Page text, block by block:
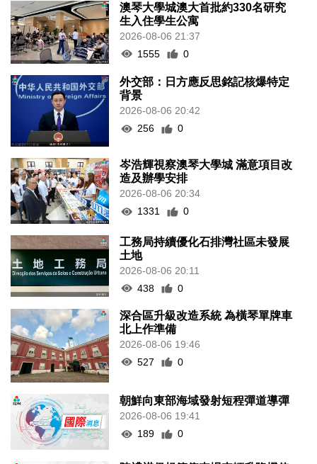
澳琴大學城澳大首批約330名研究
生入住學生公寓
2026-08-06 21:37
1555
0
外交部：日方應反思銘記核爆特定
背景
2026-08-06 20:42
256
0
岑浩輝視察澳琴大學城 滿意項目改
造及辦學安排
2026-08-06 20:34
1331
0
工務局持續優化石排灣社區未發展
土地
2026-08-06 20:11
438
0
深合區升級改造系統 為橫琴單牌車
北上作準備
2026-08-06 19:46
527
0
朝鮮向東部海域發射短程彈道導彈
2026-08-06 19:41
189
0